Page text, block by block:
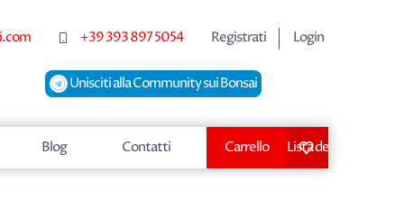
+39 393 897 5054 Registrati Login
Unisciti alla Community sui Bonsai
Blog Contatti Carrello Lista dei desideri